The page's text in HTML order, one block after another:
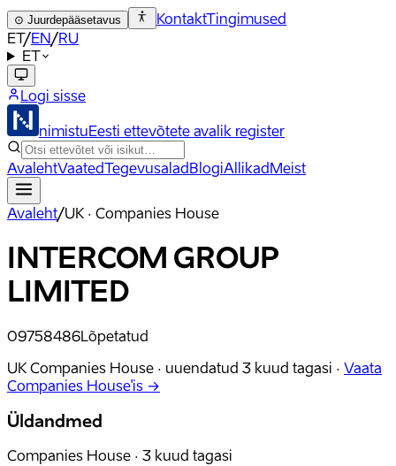
⊙ Juurdepääsetavus KontaktTingimused
ET/EN/RU
ET
Logi sisse
nimistuEesti ettevõtete avalik register
AvalehtVaatedTegevusaladBlogiAllikadMeist
Avaleht/UK · Companies House
INTERCOM GROUP
LIMITED
09758486Lõpetatud
UK Companies House · uuendatud 3 kuud tagasi · Vaata
Companies House'is →
Üldandmed
Companies House · 3 kuud tagasi